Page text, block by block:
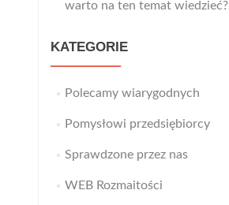
warto na ten temat wiedzieć?
KATEGORIE
Polecamy wiarygodnych
Pomysłowi przedsiębiorcy
Sprawdzone przez nas
WEB Rozmaitości